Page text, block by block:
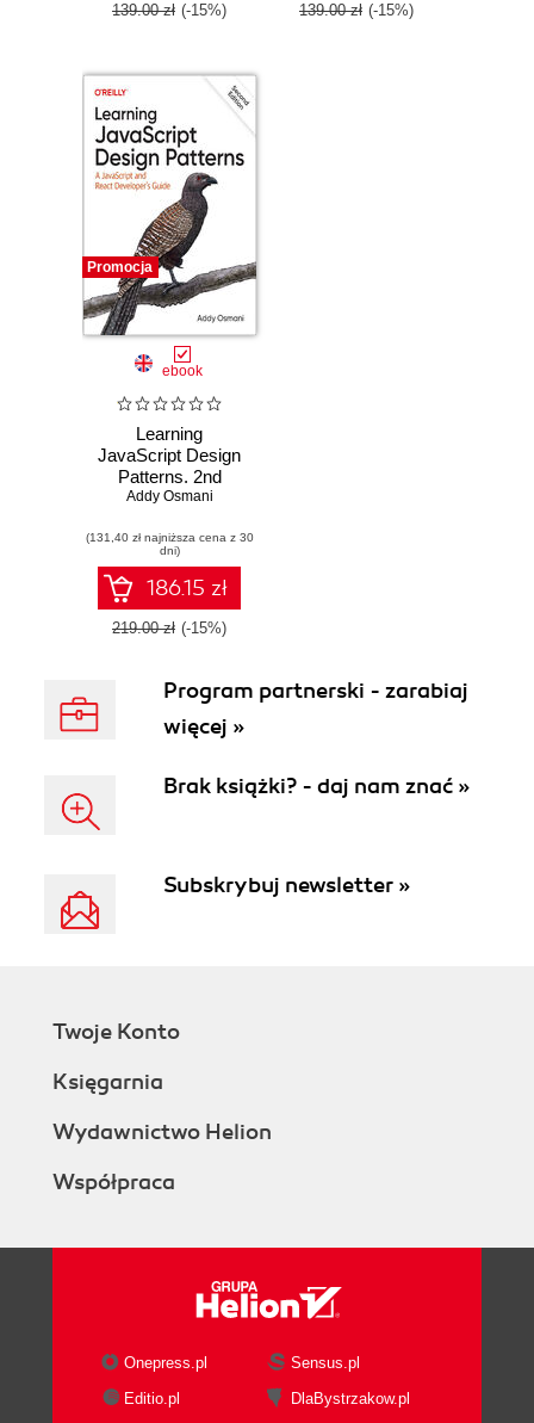
139.00 zł (-15%) 139.00 zł (-15%)
Promocja
ebook
Learning
JavaScript Design
Patterns. 2nd
Edition
Addy Osmani
(131,40 zł najniższa cena z 30
dni)
186.15 zł
219.00 zł (-15%)
Program partnerski - zarabiaj
więcej »
Brak książki? - daj nam znać »
Subskrybuj newsletter »
Twoje Konto
Księgarnia
Wydawnictwo Helion
Współpraca
Onepress.pl
Sensus.pl
Editio.pl
DlaBystrzakow.pl